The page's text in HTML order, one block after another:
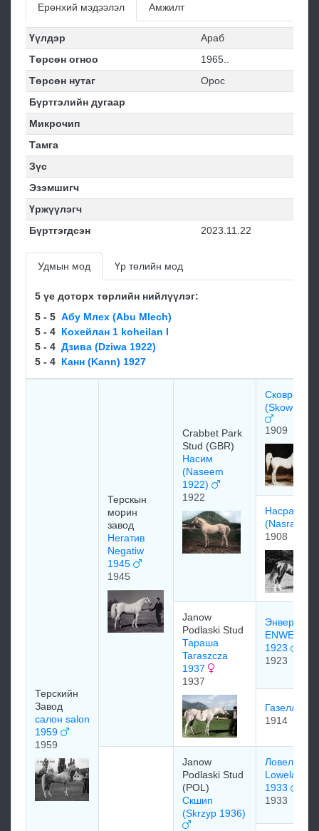
Ерөнхий мэдээлэл Амжилт
Үүлдэр
Араб
Төрсөн огноо
1965..
Төрсөн нутаг
Орос
Бүртгэлийн дугаар
Микрочип
Тамга
Зүс
Эзэмшигч
Үржүүлэгч
Бүртгэгдсэн
2023.11.22
Удмын мод Үр төлийн мод
5 үе доторх төрлийн нийлүүлэг:
5 - 5 Абу Млех (Abu Mlech)
5 - 4 Кохейлан 1 koheilan I
5 - 4 Дзива (Dziwa 1922)
5 - 4 Канн (Kann) 1927
Терскийн
Завод
салон salon
1959
1959
Терскын
морин
завод
Негатив
Negatiw
1945
1945
Crabbet Park
Stud (GBR)
Насим
(Naseem
1922)
1922
Сковронек
1909
Насра
(Nasra)
1908
Janow
Podlaski Stud
Тараша
Taraszcza
1937
1937
Энвер бей
ENWER
1923
1923
Газелла I
1914
Janow
Podlaski Stud
(POL)
Скшип
(Skrzyp 1936)
Ловелас
Lowelas
1933
1933